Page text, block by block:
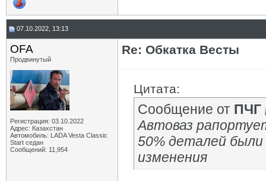
07.10.2022, 13:13
OFA
Продвинутый
Регистрация: 03.10.2022
Адрес: Казахстан
Автомобиль: LADA Vesta Classic
Start седан
Сообщений: 11,954
Re: Обкатка Весты
Цитата:
Сообщение от ПЧГ
Автоваз
50% деталей
изменения